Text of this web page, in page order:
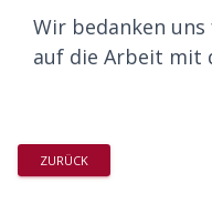
Wir bedanken
auf die Arbeit mit
ZURÜCK